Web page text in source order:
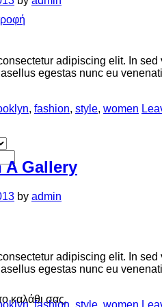
καλάθι σας.
adipiscing elit. In
egestas nunc eu
, fashion, style, women
Gallery
by admin
adipiscing elit. In
egestas nunc eu